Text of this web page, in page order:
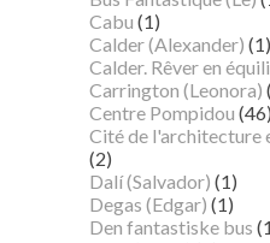
Cabu (1)
Calder (Alexander) (1)
Calder. Rêver en
Carrington (Leonora)
Centre Pompidou (46)
Cité de l'architecture
(2)
Dalí (Salvador) (1)
Degas (Edgar) (1)
Den fantastiske bus